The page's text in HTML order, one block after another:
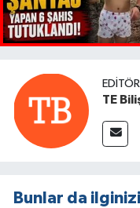
TE
Bunlar da